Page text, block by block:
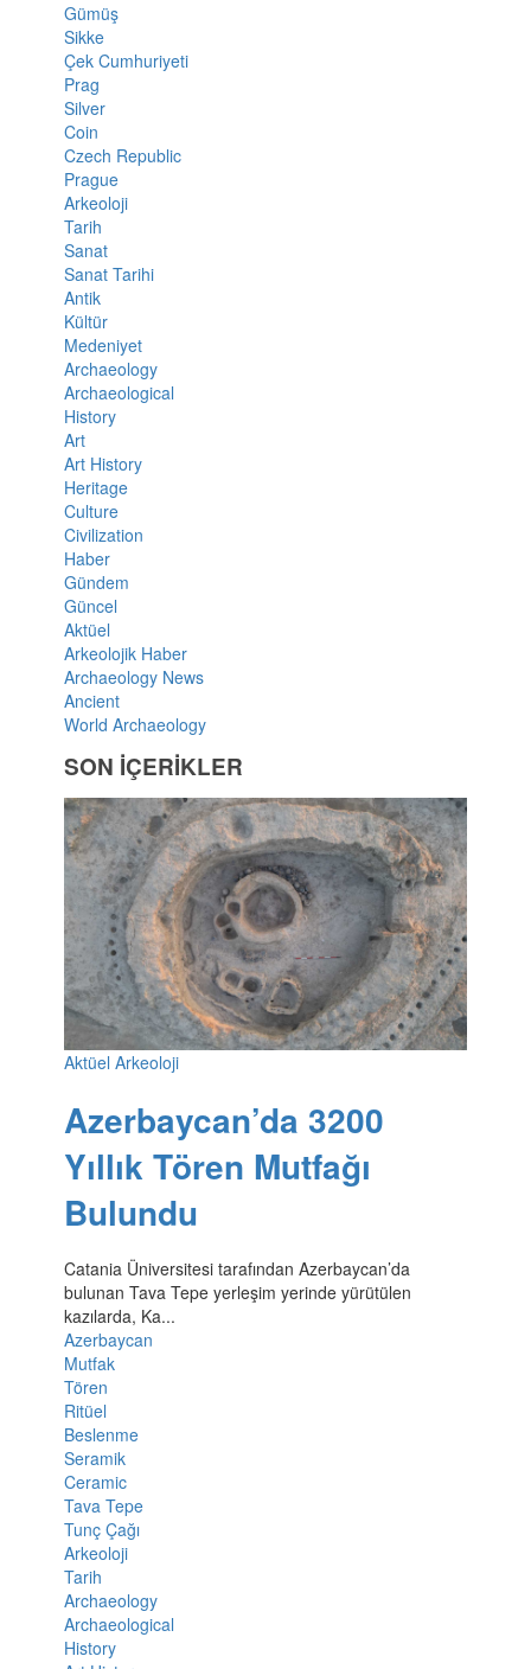
Gümüş
Sikke
Çek Cumhuriyeti
Prag
Silver
Coin
Czech Republic
Prague
Arkeoloji
Tarih
Sanat
Sanat Tarihi
Antik
Kültür
Medeniyet
Archaeology
Archaeological
History
Art
Art History
Heritage
Culture
Civilization
Haber
Gündem
Güncel
Aktüel
Arkeolojik Haber
Archaeology News
Ancient
World Archaeology
SON İÇERİKLER
Aktüel Arkeoloji
Azerbaycan’da 3200
Yıllık Tören Mutfağı
Bulundu
Catania Üniversitesi tarafından Azerbaycan’da
bulunan Tava Tepe yerleşim yerinde yürütülen
kazılarda, Ka...
Azerbaycan
Mutfak
Tören
Ritüel
Beslenme
Seramik
Ceramic
Tava Tepe
Tunç Çağı
Arkeoloji
Tarih
Archaeology
Archaeological
History